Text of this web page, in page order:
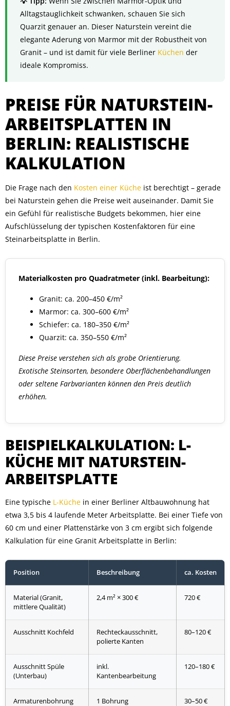
Alltagstauglichkeit schwanken, schauen Sie sich
Quarzit genauer an. Dieser Naturstein vereint die
elegante Aderung von Marmor mit der Robustheit von
Granit – und ist damit für viele Berliner Küchen der
ideale Kompromiss.
PREISE FÜR NATURSTEIN-
ARBEITSPLATTEN IN
BERLIN: REALISTISCHE
KALKULATION
Die Frage nach den Kosten einer Küche ist berechtigt – gerade
bei Naturstein gehen die Preise weit auseinander. Damit Sie
ein Gefühl für realistische Budgets bekommen, hier eine
Aufschlüsselung der typischen Kostenfaktoren für eine
Steinarbeitsplatte in Berlin.
Materialkosten pro Quadratmeter (inkl. Bearbeitung):
Granit: ca. 200–450 €/m²
Marmor: ca. 300–600 €/m²
Schiefer: ca. 180–350 €/m²
Quarzit: ca. 350–550 €/m²
Diese Preise verstehen sich als grobe Orientierung.
Exotische Steinsorten, besondere Oberflächenbehandlungen
oder seltene Farbvarianten können den Preis deutlich
erhöhen.
BEISPIELKALKULATION: L-
KÜCHE MIT NATURSTEIN-
ARBEITSPLATTE
Eine typische L-Küche in einer Berliner Altbauwohnung hat
etwa 3,5 bis 4 laufende Meter Arbeitsplatte. Bei einer Tiefe von
60 cm und einer Plattenstärke von 3 cm ergibt sich folgende
Kalkulation für eine Granit Arbeitsplatte in Berlin:
Position Beschreibung ca. Kosten
Material (Granit,
mittlere Qualität)
2,4 m² × 300 € 720 €
Ausschnitt Kochfeld
Rechteckausschnitt,
polierte Kanten
80–120 €
Ausschnitt Spüle
(Unterbau)
inkl.
Kantenbearbeitung
120–180 €
Armaturenbohrung 1 Bohrung 30–50 €